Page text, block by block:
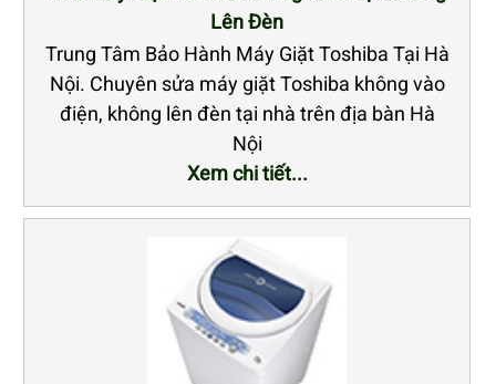
Lên Đèn
Trung Tâm Bảo Hành Máy Giặt Toshiba Tại Hà
Nội. Chuyên sửa máy giặt Toshiba không vào
điện, không lên đèn tại nhà trên địa bàn Hà
Nội
Xem chi tiết...